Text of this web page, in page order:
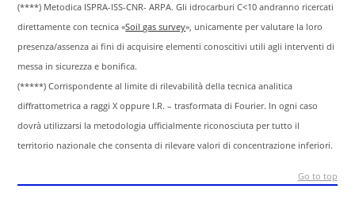
(****) Metodica ISPRA-ISS-CNR- ARPA. Gli idrocarburi C<10 andranno ricercati
direttamente con tecnica «Soil gas survey», unicamente per valutare la loro
presenza/assenza ai fini di acquisire elementi conoscitivi utili agli interventi di
messa in sicurezza e bonifica.
(*****) Corrispondente al limite di rilevabilità della tecnica analitica
diffrattometrica a raggi X oppure I.R. – trasformata di Fourier. In ogni caso
dovrà utilizzarsi la metodologia ufficialmente riconosciuta per tutto il
territorio nazionale che consenta di rilevare valori di concentrazione inferiori.
Go to top